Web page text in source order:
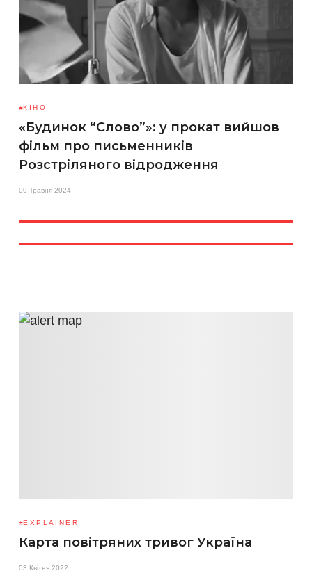
КІНО
«Будинок “Слово”»: у прокат вийшов
фільм про письменників
Розстріляного відродження
09 Травня 2024
EXPLAINER
Карта повітряних тривог Україна
03 Квітня 2022